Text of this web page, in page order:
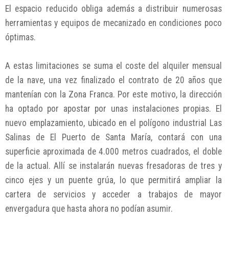
El espacio reducido obliga además a distribuir numerosas
herramientas y equipos de mecanizado en condiciones poco
óptimas.
A estas limitaciones se suma el coste del alquiler mensual
de la nave, una vez finalizado el contrato de 20 años que
mantenían con la Zona Franca. Por este motivo, la dirección
ha optado por apostar por unas instalaciones propias. El
nuevo emplazamiento, ubicado en el polígono industrial Las
Salinas de El Puerto de Santa María, contará con una
superficie aproximada de 4.000 metros cuadrados, el doble
de la actual. Allí se instalarán nuevas fresadoras de tres y
cinco ejes y un puente grúa, lo que permitirá ampliar la
cartera de servicios y acceder a trabajos de mayor
envergadura que hasta ahora no podían asumir.